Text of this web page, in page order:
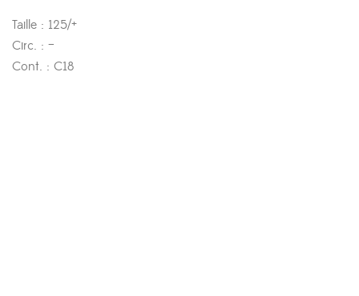
Taille : 125/+
Circ. : –
Cont. : C18